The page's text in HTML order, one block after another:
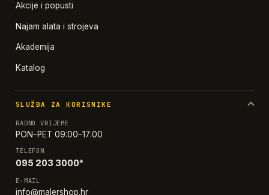
Akcije i popusti
Najam alata i strojeva
Akademija
Katalog
SLUŽBA ZA KORISNIKE
RADNO VRIJEME
PON–PET 09:00–17:00
TELEFON
095 203 3000*
E-MAIL
info@malershop.hr